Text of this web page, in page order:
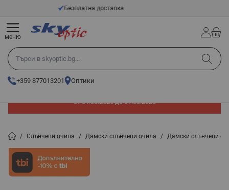
Прескачане към съдържанието
Търси в skyoptic.bg...
+359 877013201 Оптики
меню
от 01.08.2026 до 31.08.2026
/ Слънчеви очила / Дамски слънчеви очила / Дамски слънчеви